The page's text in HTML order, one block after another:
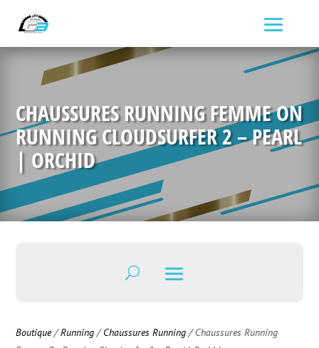
CHAUSSURES RUNNING FEMME ON
RUNNING CLOUDSURFER 2 – PEARL
| ORCHID
Boutique/Running /Chaussures Running / Chaussures Running